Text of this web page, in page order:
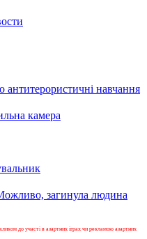
антитерористичні навчання
камера
загинула людина
до участі в азартних іграх чи рекламою азартних